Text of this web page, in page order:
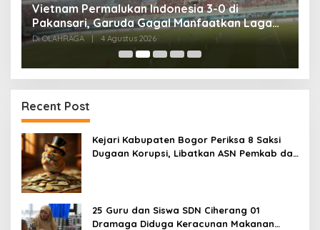
Vietnam Permalukan Indonesia 3-0 di
Pakansari, Garuda Gagal Manfaatkan Laga
Kandang
Di OLAHRAGA 4 Agustus 2026
Recent Post
Kejari Kabupaten Bogor Periksa 8 Saksi
Dugaan Korupsi, Libatkan ASN Pemkab dan
25 Guru dan Siswa SDN Ciherang 01
Dramaga Diduga Keracunan Makanan